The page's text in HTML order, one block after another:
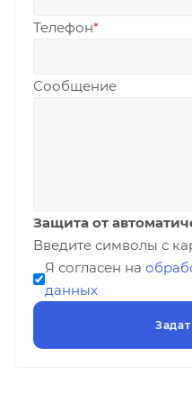
Телефон*
Сообщение
Защита от
Введите символы с
Я согласен на
данных